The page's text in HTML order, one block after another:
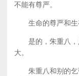
不能有尊严。
生命的尊严和生
是的，朱重八，
大。
朱重八和别的乞